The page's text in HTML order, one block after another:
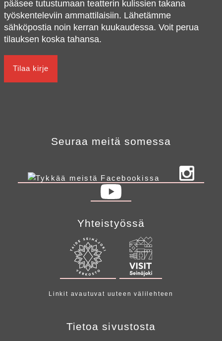
pääsee tutustumaan teatterin kulissien takana
työskenteleviin ammattilaisiin. Lähetämme
sähköpostia noin kerran kuukaudessa. Voit perua
tilauksen koska tahansa.
Seuraa meitä somessa
Yhteistyössä
Linkit avautuvat uuteen välilehteen
Tietoa sivustosta